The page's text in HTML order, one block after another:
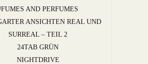
AND PERFUMES
ANSICHTEN REAL UND
SURREAL – TEIL 2
24TAB GRÜN
NIGHTDRIVE